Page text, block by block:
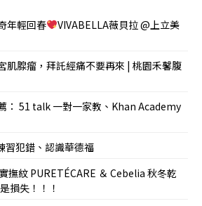
年輕回春
VIVABELLA薇貝拉 @上立美
肌腺瘤，拜託經痛不要再來 | 桃園禾馨腹
： 51 talk 一對一家教、Khan Academy
習犯錯、認識華德福
撫紋 PURETÉCARE ＆ Cebelia 秋冬乾
損失！！！